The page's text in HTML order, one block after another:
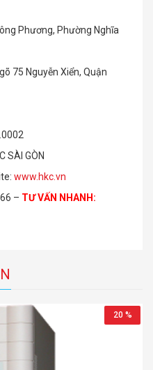
Phương, Phường Nghĩa
75 Nguyễn Xiển, Quận
SÀI GÒN
www.hkc.vn
– TƯ VẤN NHANH :
20 %